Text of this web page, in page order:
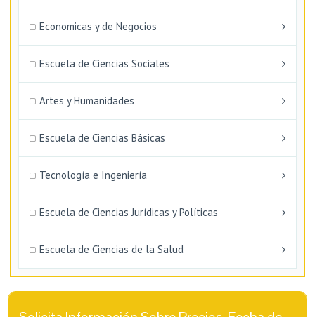
Economicas y de Negocios
Escuela de Ciencias Sociales
Artes y Humanidades
Escuela de Ciencias Básicas
Tecnología e Ingeniería
Escuela de Ciencias Jurídicas y Políticas
Escuela de Ciencias de la Salud